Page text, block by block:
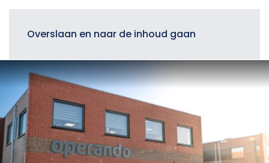
Overslaan en naar de inhoud gaan